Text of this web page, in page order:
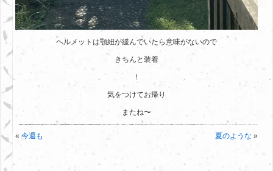
ヘルメットは顎紐が緩んでいたら意味がないので
きちんと装着
！
気をつけてお帰り
またね〜
« 今週も 夏のような »